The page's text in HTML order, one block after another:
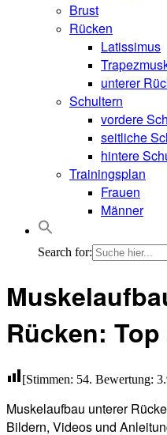
Brust
Rücken
Latissimus
unterer
Schultern
vordere
seitliche
hintere
Trainingsplan
Frauen
Männer
Search for:
Rücken:
[Stimmen: 54. Bewertung:
Muskelaufbau unterer
Bildern, Videos und